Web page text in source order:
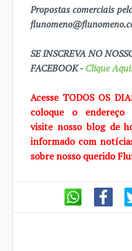
Propostas comerciais
SE INSCREVA NO
FACEBOOK -Clique
Acesse TODOS OS
coloque o
visite nosso blog de
informado com
sobrenosso querido